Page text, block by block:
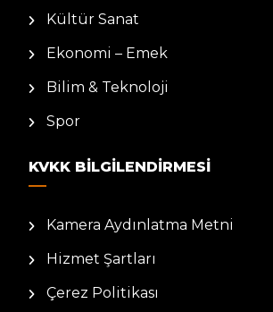
Kültür Sanat
Ekonomi – Emek
Bilim & Teknoloji
Spor
KVKK BILGILENDIRMESI
Kamera Aydınlatma Metni
Hizmet Şartları
Çerez Politikası